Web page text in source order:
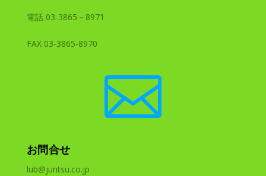
電話 03-3865－8971
FAX 03-3865-8970

お問合せ
lub@juntsu.co.jp